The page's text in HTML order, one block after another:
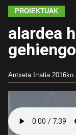
PROIEKTUAK
alardea
Antxeta Irratia 2016ko